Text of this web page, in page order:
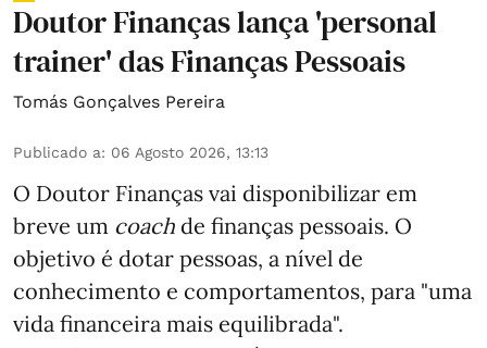
Doutor Finanças lança 'personal
trainer' das Finanças Pessoais
Tomás Gonçalves Pereira
Publicado a: 06 Agosto 2026, 13:13
O Doutor Finanças vai disponibilizar em
breve um coach de finanças pessoais. O
objetivo é dotar pessoas, a nível de
conhecimento e comportamentos, para "uma
vida financeira mais equilibrada".